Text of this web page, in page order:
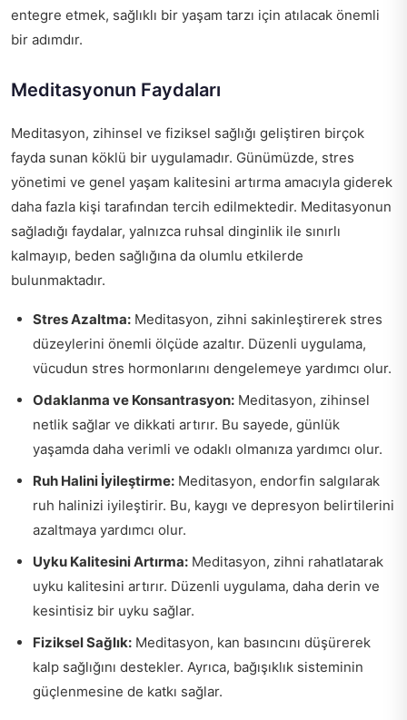
entegre etmek, sağlıklı bir yaşam tarzı için atılacak önemli
bir adımdır.
Meditasyonun Faydaları
Meditasyon, zihinsel ve fiziksel sağlığı geliştiren birçok
fayda sunan köklü bir uygulamadır. Günümüzde, stres
yönetimi ve genel yaşam kalitesini artırma amacıyla giderek
daha fazla kişi tarafından tercih edilmektedir. Meditasyonun
sağladığı faydalar, yalnızca ruhsal dinginlik ile sınırlı
kalmayıp, beden sağlığına da olumlu etkilerde
bulunmaktadır.
Stres Azaltma: Meditasyon, zihni sakinleştirerek stres
düzeylerini önemli ölçüde azaltır. Düzenli uygulama,
vücudun stres hormonlarını dengelemeye yardımcı olur.
Odaklanma ve Konsantrasyon: Meditasyon, zihinsel
netlik sağlar ve dikkati artırır. Bu sayede, günlük
yaşamda daha verimli ve odaklı olmanıza yardımcı olur.
Ruh Halini İyileştirme: Meditasyon, endorfin salgılarak
ruh halinizi iyileştirir. Bu, kaygı ve depresyon belirtilerini
azaltmaya yardımcı olur.
Uyku Kalitesini Artırma: Meditasyon, zihni rahatlatarak
uyku kalitesini artırır. Düzenli uygulama, daha derin ve
kesintisiz bir uyku sağlar.
Fiziksel Sağlık: Meditasyon, kan basıncını düşürerek
kalp sağlığını destekler. Ayrıca, bağışıklık sisteminin
güçlenmesine de katkı sağlar.